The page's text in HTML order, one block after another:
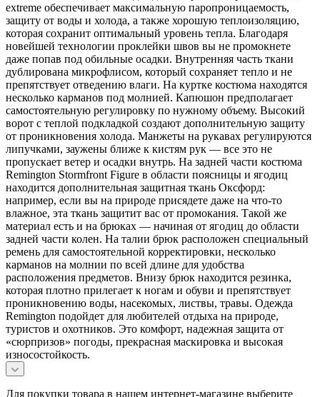
extreme обеспечивает максимальную паропроницаемость,
защиту от воды и холода, а также хорошую теплоизоляцию,
которая сохранит оптимальный уровень тепла. Благодаря
новейшей технологии проклейки швов вы не промокнете
даже попав под обильные осадки. Внутренняя часть ткани
дублирована микрофлисом, который сохраняет тепло и не
препятствует отведению влаги. На куртке костюма находятся
несколько карманов под молнией. Капюшон предполагает
самостоятельную регулировку по нужному объему. Высокий
ворот с теплой подкладкой создают дополнительную защиту
от проникновения холода. Манжеты на рукавах регулируются
липучками, заужены ближе к кистям рук — все это не
пропускает ветер и осадки внутрь. На задней части костюма
Remington Stormfront Figure в области поясницы и ягодиц
находится дополнительная защитная ткань Оксфорд:
например, если вы на природе присядете даже на что-то
влажное, эта ткань защитит вас от промокания. Такой же
материал есть и на брюках — начиная от ягодиц до области
задней части колен. На талии брюк расположен специальный
ремень для самостоятельной корректировки, несколько
карманов на молнии по всей длине для удобства
расположения предметов. Внизу брюк находится резинка,
которая плотно прилегает к ногам и обуви и препятствует
проникновению воды, насекомых, листвы, травы. Одежда
Remington подойдет для любителей отдыха на природе,
туристов и охотников. Это комфорт, надежная защита от
«сюрпризов» погоды, прекрасная маскировка и высокая
износостойкость.
Для покупки товара в нашем интернет-магазине выберите